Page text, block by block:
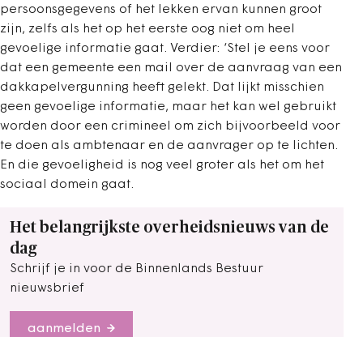
persoonsgegevens of het lekken ervan kunnen groot
zijn, zelfs als het op het eerste oog niet om heel
gevoelige informatie gaat. Verdier: ‘Stel je eens voor
dat een gemeente een mail over de aanvraag van een
dakkapelvergunning heeft gelekt. Dat lijkt misschien
geen gevoelige informatie, maar het kan wel gebruikt
worden door een crimineel om zich bijvoorbeeld voor
te doen als ambtenaar en de aanvrager op te lichten.
En die gevoeligheid is nog veel groter als het om het
sociaal domein gaat.
Het belangrijkste overheidsnieuws van de
dag
Schrijf je in voor de Binnenlands Bestuur
nieuwsbrief
aanmelden